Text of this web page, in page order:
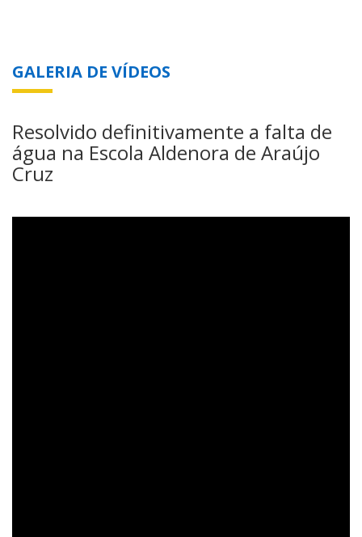
GALERIA DE VÍDEOS
Resolvido definitivamente a falta de
água na Escola Aldenora de Araújo
Cruz